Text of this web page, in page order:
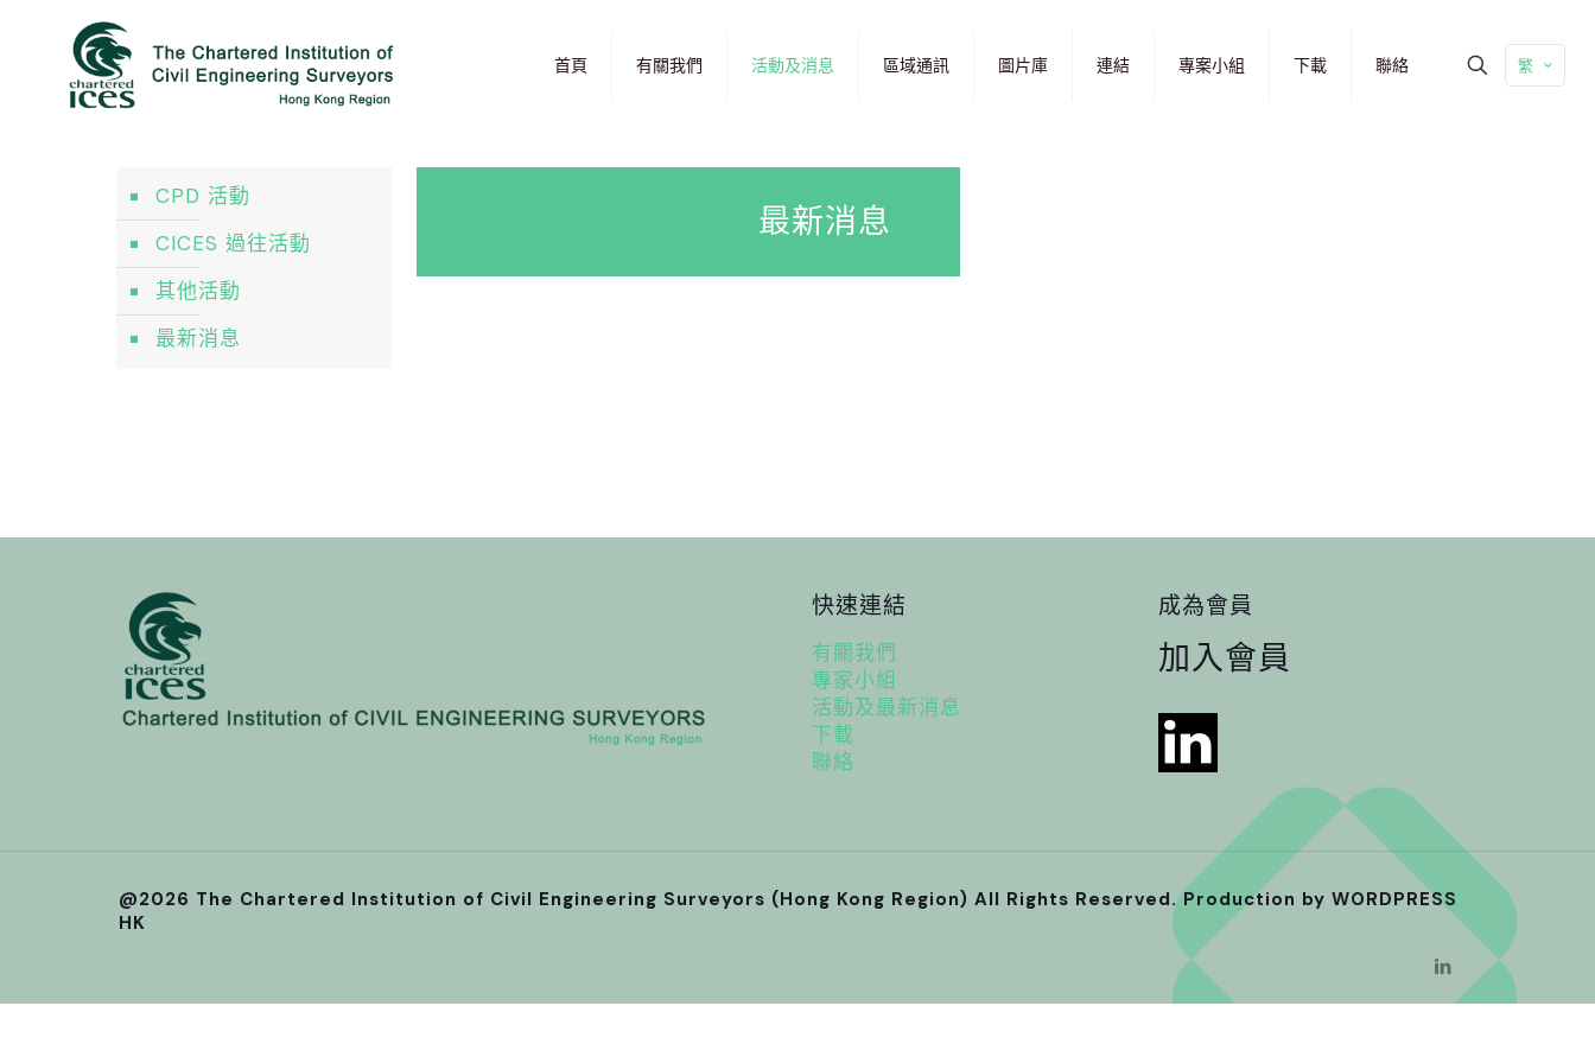
首頁 有關我們 活動及消息 區域通訊 圖片庫 連結 專案小組 下載 聯絡 繁
最新消息
CPD 活動
CICES 過往活動
其他活動
最新消息
快速連結
有關我們
專家小組
活動及最新消息
下載
聯絡
成為會員
加入會員
@2026 The Chartered Institution of Civil Engineering Surveyors (Hong Kong Region) All Rights Reserved. Production by WORDPRESS
HK